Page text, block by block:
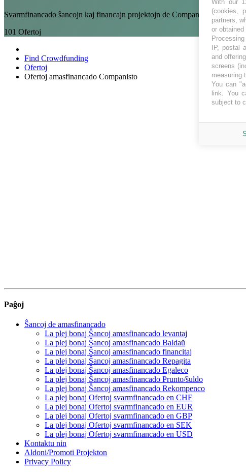
Svarmfinancado ŝancojn kaj financajn projektojn de Companisto por
101 Ofertoj
Find Crowdfunding
Ofertoj
Ofertoj amasfinancado Companisto
Paĝoj
Ŝancoj de amasfinancado
La plej bonaj Ŝancoj amasfinancado levantaj
La plej bonaj Ŝancoj amasfinancado Baldaŭ
La plej bonaj Ŝancoj amasfinancado financitaj
La plej bonaj Ŝancoj amasfinancado Repagita
La plej bonaj Ŝancoj amasfinancado Egaleco
La plej bonaj Ŝancoj amasfinancado Prunto/ŝuldo
La plej bonaj Ŝancoj amasfinancado Rekompenco
La plej bonaj Ofertoj svarmfinancado en CHF
La plej bonaj Ofertoj svarmfinancado en EUR
La plej bonaj Ofertoj svarmfinancado en GBP
La plej bonaj Ofertoj svarmfinancado en SEK
La plej bonaj Ofertoj svarmfinancado en USD
Kontaktu nin
Aldoni/Promoti Projekton
Privacy Policy
With our
(cookies,
partners,
or
IP, postal
and
screens
measuring
You can
link. You
subject to